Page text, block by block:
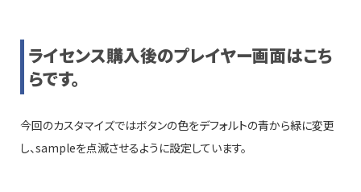
ライセンス購入後のプレイヤー画面はこち
らです。
今回のカスタマイズではボタンの色をデフォルトの青から緑に変更
し、sampleを点滅させるように設定しています。